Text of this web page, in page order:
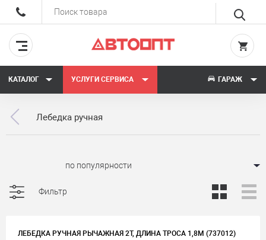
КАТАЛОГ УСЛУГИ СЕРВИСА ГАРАЖ
Лебедка ручная
Фильтр
ЛЕБЕДКА РУЧНАЯ РЫЧАЖНАЯ 2Т, ДЛИНА ТРОСА 1,8М (737012)